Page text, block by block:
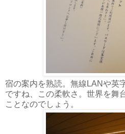
宿の案内を熟読。無線LANや英
ですね、この柔軟さ。世界を舞
ことなのでしょう。